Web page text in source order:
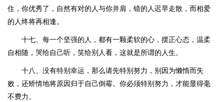
住，你优秀了，自然有对的人与你并肩，错的人迟早走散，而相爱
的人终将再相逢。
十七、每一个坚强的人，都有一颗柔软的心，摆正心态，温柔
自相随，哭给自己听，笑给别人看，这就是所谓的人生。
十八、没有特别幸运，那么请先特别努力，别因为懒惰而失
败，还矫情地将原因归于自己倒霉。你必须特别努力，才能显得毫
不费力。